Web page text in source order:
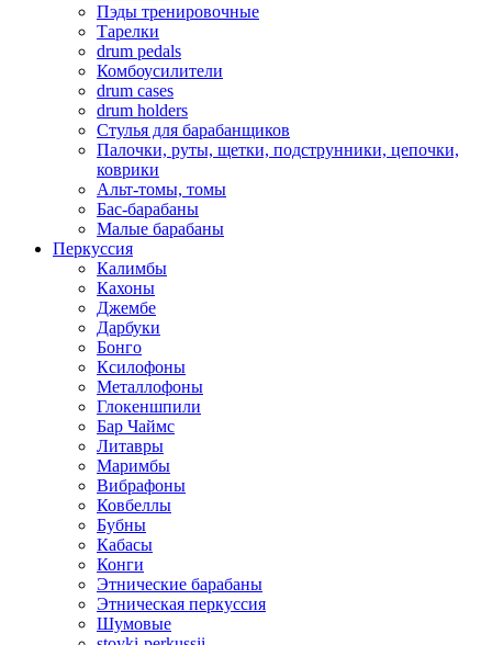
Пэды тренировочные
Тарелки
drum pedals
Комбоусилители
drum cases
drum holders
Стулья для барабанщиков
Палочки, руты, щетки, подструнники, цепочки,
коврики
Альт-томы, томы
Бас-барабаны
Малые барабаны
Перкуссия
Калимбы
Кахоны
Джембе
Дарбуки
Бонго
Ксилофоны
Металлофоны
Глокеншпили
Бар Чаймс
Литавры
Маримбы
Вибрафоны
Ковбеллы
Бубны
Кабасы
Конги
Этнические барабаны
Этническая перкуссия
Шумовые